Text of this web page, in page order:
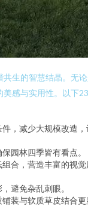
生的智慧结晶。无
感与实用性。以下
件，减少大规模改造，
园林四季皆有看点。
组合，营造丰富的视觉
避免杂乱刺眼。
铺装与软质草皮结合更